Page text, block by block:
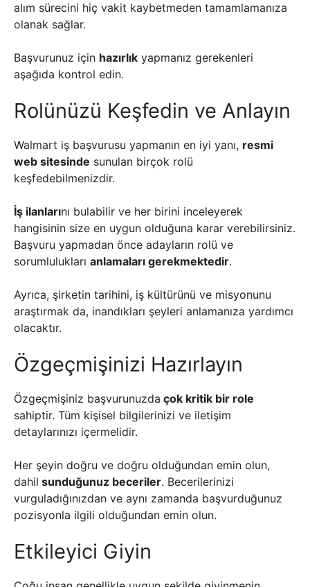
alım sürecini hiç vakit kaybetmeden tamamlamanıza
olanak sağlar.
Başvurunuz için hazırlık yapmanız gerekenleri
aşağıda kontrol edin.
Rolünüzü Keşfedin ve Anlayın
Walmart iş başvurusu yapmanın en iyi yanı, resmi
web sitesinde sunulan birçok rolü
keşfedebilmenizdir.
İş ilanlarını bulabilir ve her birini inceleyerek
hangisinin size en uygun olduğuna karar verebilirsiniz.
Başvuru yapmadan önce adayların rolü ve
sorumlulukları anlamaları gerekmektedir.
Ayrıca, şirketin tarihini, iş kültürünü ve misyonunu
araştırmak da, inandıkları şeyleri anlamanıza yardımcı
olacaktır.
Özgeçmişinizi Hazırlayın
Özgeçmişiniz başvurunuzda çok kritik bir role
sahiptir. Tüm kişisel bilgilerinizi ve iletişim
detaylarınızı içermelidir.
Her şeyin doğru ve doğru olduğundan emin olun,
dahil sunduğunuz beceriler. Becerilerinizi
vurguladığınızdan ve aynı zamanda başvurduğunuz
pozisyonla ilgili olduğundan emin olun.
Etkileyici Giyin